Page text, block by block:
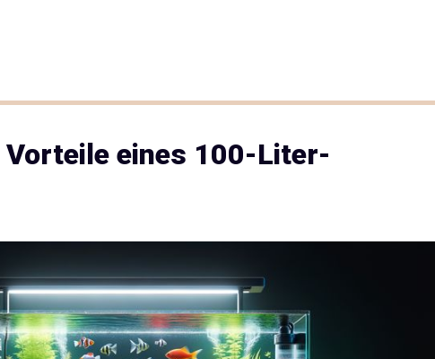
Vorteile eines 100-Liter-